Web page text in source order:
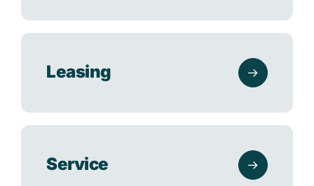
Leasing
Service